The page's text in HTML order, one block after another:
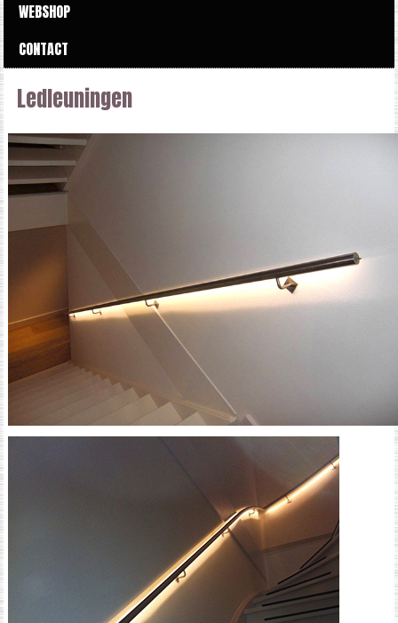
WEBSHOP
CONTACT
Ledleuningen